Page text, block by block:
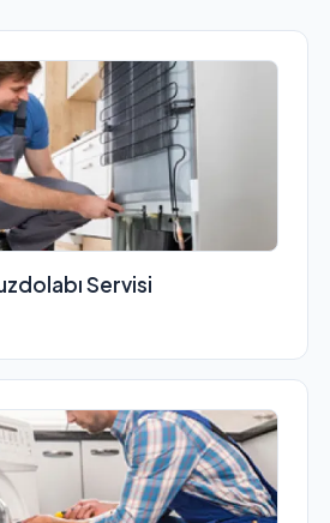
Servisi